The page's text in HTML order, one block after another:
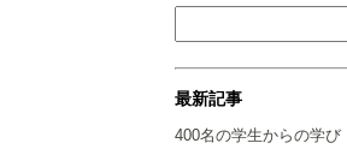
最新記事
400名の学生からの学び